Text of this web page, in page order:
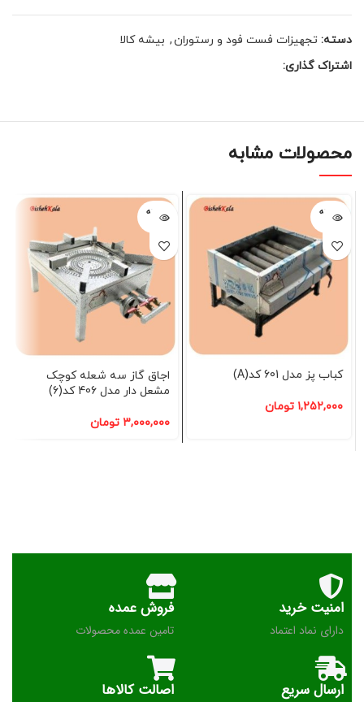
دسته: تجهیزات فست فود و رستوران, بیشه کالا
اشتراک گذاری:
محصولات مشابه
فروخته
شده
کباب پز مدل 601 کد(A)
۱,۲۵۲,۰۰۰ تومان
فروخته
شده
اجاق گاز سه شعله کوچک
مشعل دار مدل 406 کد(6)
۳,۰۰۰,۰۰۰ تومان
امنیت خرید
دارای نماد اعتماد
فروش عمده
تامین عمده محصولات
ارسال سریع اصالت کالاها